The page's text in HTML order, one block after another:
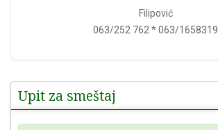
Filipović
063/252 762 * 063/1658319
Upit za smeštaj